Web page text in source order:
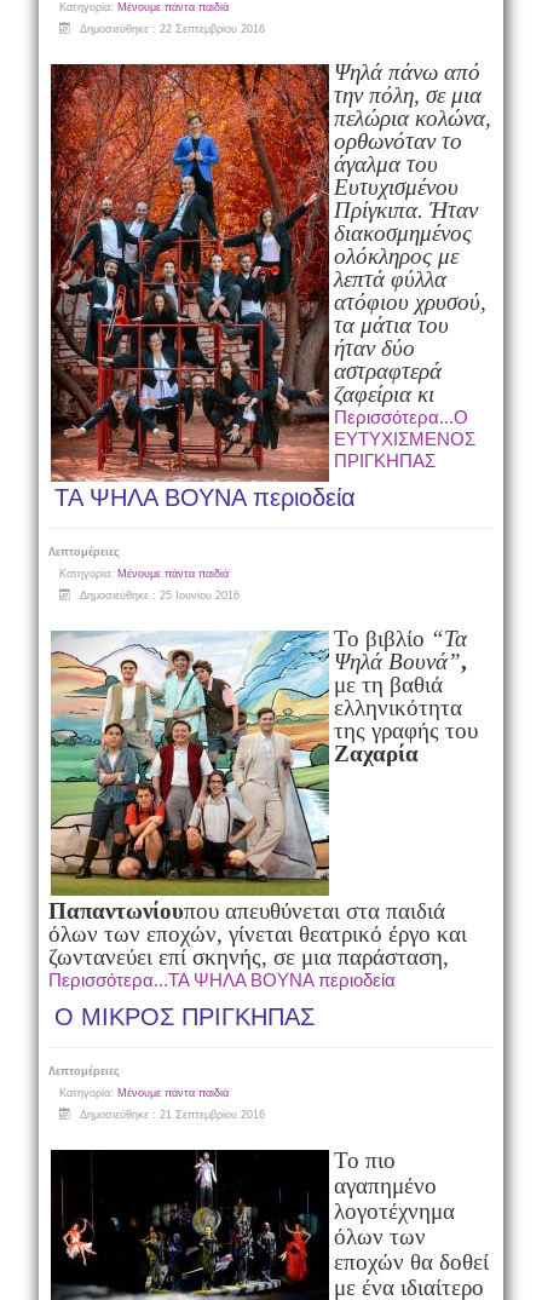
Κατηγορία: Μένουμε πάντα παιδιά
Δημοσιεύθηκε : 22 Σεπτεμβρίου 2016
Ψηλά πάνω από
την πόλη, σε μια
πελώρια κολώνα,
ορθωνόταν το
άγαλμα του
Ευτυχισμένου
Πρίγκιπα. Ήταν
διακοσμημένος
ολόκληρος με
λεπτά φύλλα
ατόφιου χρυσού,
τα μάτια του
ήταν δύο
αστραφτερά
ζαφείρια κι
Περισσότερα...Ο
ΕΥΤΥΧΙΣΜΕΝΟΣ
ΠΡΙΓΚΗΠΑΣ
ΤΑ ΨΗΛΑ ΒΟΥΝΑ περιοδεία
Λεπτομέρειες
Κατηγορία: Μένουμε πάντα παιδιά
Δημοσιεύθηκε : 25 Ιουνίου 2016
Το βιβλίο “Τα
Ψηλά Βουνά”,
με τη βαθιά
ελληνικότητα
της γραφής του
Ζαχαρία
Παπαντωνίουπου απευθύνεται στα παιδιά
όλων των εποχών, γίνεται θεατρικό έργο και
ζωντανεύει επί σκηνής, σε μια παράσταση,
Περισσότερα...ΤΑ ΨΗΛΑ ΒΟΥΝΑ περιοδεία
Ο ΜΙΚΡΟΣ ΠΡΙΓΚΗΠΑΣ
Λεπτομέρειες
Κατηγορία: Μένουμε πάντα παιδιά
Δημοσιεύθηκε : 21 Σεπτεμβρίου 2016
Το πιο
αγαπημένο
λογοτέχνημα
όλων των
εποχών θα δοθεί
με ένα ιδιαίτερο